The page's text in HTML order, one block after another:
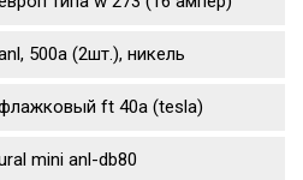
500a (2шт.), никель
ft 40а (tesla)
mini anl-db80